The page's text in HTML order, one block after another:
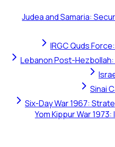
Judea and Samaria:
IRGC Quds
Lebanon Post-
Sinai
Six-Day War 1967:
Yom Kippur War